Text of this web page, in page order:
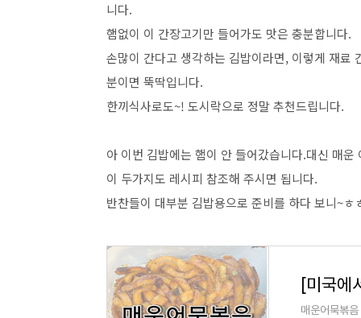
니다.
햄없이 이 간장고기만 들어가도 맛은 충분합니다.
손많이 간다고 생각하는 김밥이라면, 이렇게 재료
분이면 뚝딱입니다.
한끼식사로도~! 도시락으로 정말 추천드립니다.
아 이번 김밥에는 햄이 안 들어갔습니다.대신 매
이 두가지도 레시피 참조해 주시면 됩니다.
반찬들이 대부분 김밥용으로 준비를 하다 보니~ㅎ
[미국에
매운어묵볶